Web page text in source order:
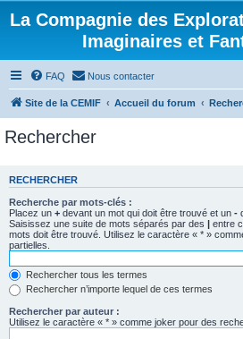
La Compagnie des
Imaginaires et
FAQ Nous contacter
Site de la CEMIF Accueil du forum
Rechercher
RECHERCHER
Recherche par mots-clés :
Placez un + devant un mot qui doit être trouvé et un -
Saisissez une suite de mots séparés par des | entre
mots doit être trouvé. Utilisez le caractère « * »
partielles.
Rechercher tous les termes
Rechercher n’importe lequel de ces termes
Rechercher par auteur :
Utilisez le caractère « * » comme joker pour des